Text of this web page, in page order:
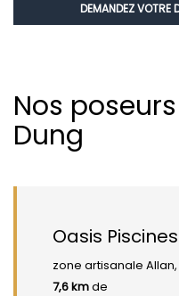
DEMANDEZ VOTRE
Nos
Dung
Oasis
zone artisanale Allan,
7,6 kmde